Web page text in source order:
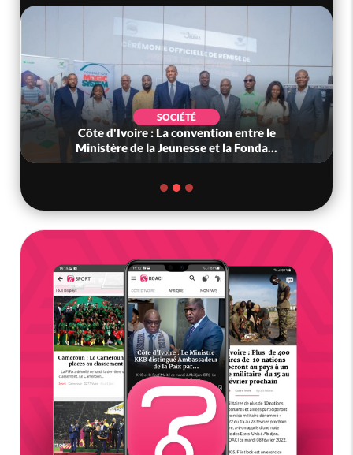
SOCIÉTÉ
Côte d'Ivoire : La convention entre le
Ministère de la Jeunesse et la Fonda...